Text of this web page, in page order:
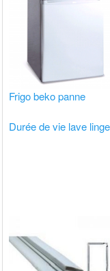
Frigo beko panne
Durée de vie lave linge